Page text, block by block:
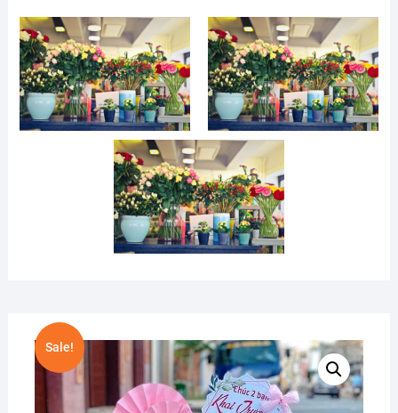
Sale!